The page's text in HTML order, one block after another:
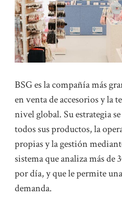
BSG es la compañía más
en venta de accesorios y la
nivel global. Su estrategia
todos sus productos, la
propias y la gestión
sistema que analiza más de
por día, y que le permite
demanda.